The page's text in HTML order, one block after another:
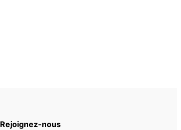
Rejoignez-nous